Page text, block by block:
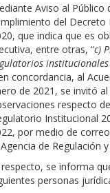
Aviso al Público
del Decreto
que indica que es
entre otras, “c)
concordancia, al
de 2021, se invitó
respecto
Institucional
por medio de
de Regulación
se informa
personas